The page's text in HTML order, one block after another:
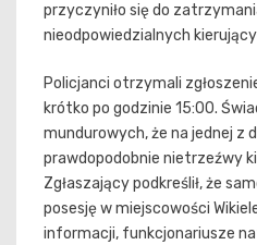
przyczyniło się do
nieodpowiedzialnych
Policjanci otrzymali
krótko po godzinie 15:00.
mundurowych, że na jednej z
prawdopodobnie nietrzeźwy
Zgłaszający podkreślił, że
posesję w miejscowości
informacji, funkcjonariusze